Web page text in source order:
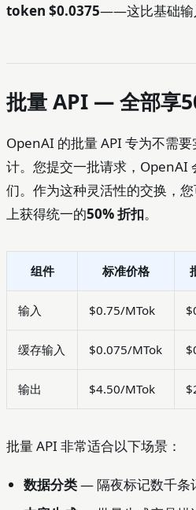
token $0.0375——这比基础输
批量 API — 全部享
OpenAI 的批量 API 专为不需
计。您提交一批请求，OpenAI
们。作为这种灵活性的交换，
上获得统一的50% 折扣。
组件 标准价格
输入 $0.75/MTok
缓存输入 $0.075/MTok
输出 $4.50/MTok
批量 API 非常适合以下场景：
数据分类— 隔夜标记数千条